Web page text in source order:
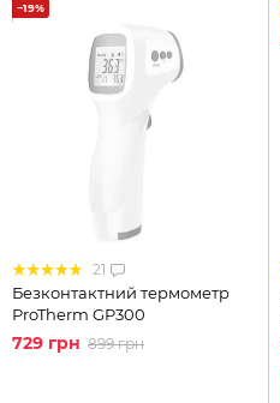
−19%
21
Безконтактний термометр
ProTherm GP300
729 грн 899 грн